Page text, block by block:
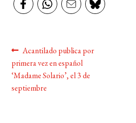
Navegación
de
entradas
Anterior:
Acantilado publica por
primera vez en español
‘Madame Solario’, el 3 de
septiembre